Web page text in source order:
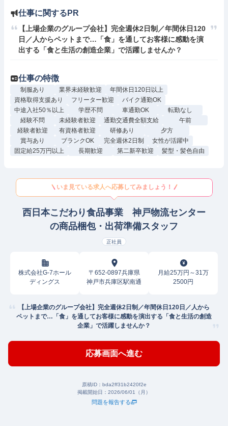
仕事に関するPR
【上場企業のグループ会社】完全週休2日制／年間休日120
日／人からペットまで…「食」を通してお客様に感動を演
出する「食と生活の創造企業」で活躍しませんか？
仕事の特徴
制服あり 業界未経験歓迎
年間休日120日以上
資格取得支援あり
フリーター歓迎
バイク通勤OK
中途入社50％以上
学歴不問 車通勤OK
転勤なし
経験不問
未経験者歓迎 通勤交通費全額支給
午前
経験者歓迎
有資格者歓迎 研修あり
夕方
賞与あり
ブランクOK 完全週休2日制
女性が活躍中
固定給25万円以上
長期歓迎 第二新卒歓迎 髪型・髪色自由
いま見ている求人へ応募してみましょう！
西日本こだわり食品事業 神戸物流センター
の商品梱包・出荷準備スタッフ
正社員
株式会社G-7ホール
ディングス
〒652-0897兵庫県
神戸市兵庫区駅南通
月給25万円～31万
2500円
【上場企業のグループ会社】完全週休2日制／年間休日120日／人から
ペットまで…「食」を通してお客様に感動を演出する「食と生活の創造
企業」で活躍しませんか？
応募画面へ進む
原稿ID： bda2ff31b2420f2e
掲載開始日： 2026/06/01（月）
問題を報告する